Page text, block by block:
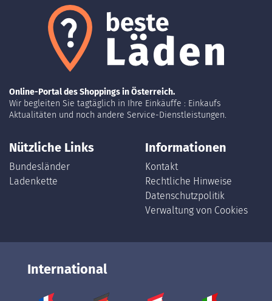
Online-Portal des Shoppings in Österreich.
Wir begleiten Sie tagtäglich in Ihre Einkäuffe : Einkaufs
Aktualitäten und noch andere Service-Dienstleistungen.
Nützliche Links
Bundesländer
Ladenkette
Informationen
Kontakt
Rechtliche Hinweise
Datenschutzpolitik
Verwaltung von Cookies
International